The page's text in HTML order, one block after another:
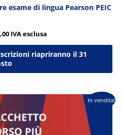
esame di lingua Pearson PEIC
IVA esclusa
riapriranno il 31
In vendita!
Il
attuale
è:
€247,00.